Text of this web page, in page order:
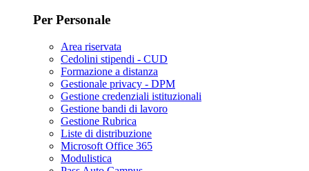
Per Personale
Area riservata
Cedolini stipendi - CUD
Formazione a distanza
Gestionale privacy - DPM
Gestione credenziali istituzionali
Gestione bandi di lavoro
Gestione Rubrica
Liste di distribuzione
Microsoft Office 365
Modulistica